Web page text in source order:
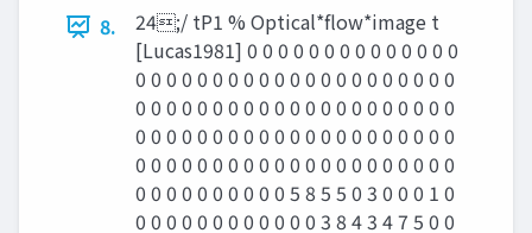
8.
24;/ tP1 % Optical*ﬂow*image t
[Lucas1981] 0 0 0 0 0 0 0 0 0 0 0 0 0 0
0 0 0 0 0 0 0 0 0 0 0 0 0 0 0 0 0 0 0 0 0
0 0 0 0 0 0 0 0 0 0 0 0 0 0 0 0 0 0 0 0 0
0 0 0 0 0 0 0 0 0 0 0 0 0 0 0 0 0 0 0 0 0
0 0 0 0 0 0 0 0 0 0 0 0 0 0 0 0 0 0 0 0 0
0 0 0 0 0 0 0 0 0 0 5 8 5 5 0 3 0 0 0 1 0
0 0 0 0 0 0 0 0 0 0 0 0 3 8 4 3 4 7 5 0 0